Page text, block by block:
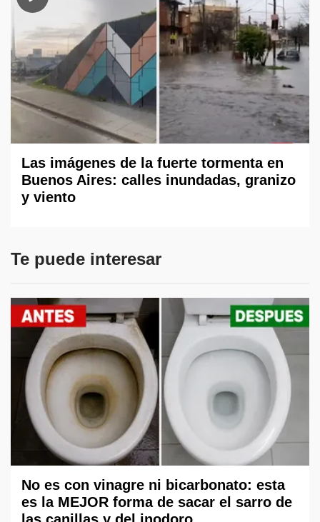
Las imágenes de la fuerte tormenta en
Buenos Aires: calles inundadas, granizo
y viento
Te puede interesar
No es con vinagre ni bicarbonato: esta
es la MEJOR forma de sacar el sarro de